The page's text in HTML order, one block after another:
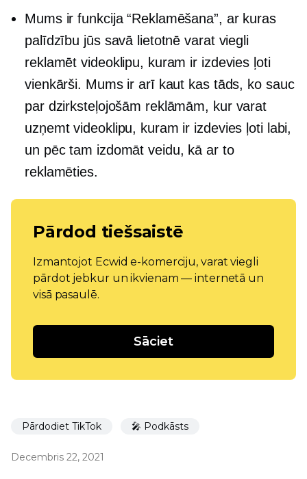
Mums ir funkcija “Reklamēšana”, ar kuras
palīdzību jūs savā lietotnē varat viegli
reklamēt videoklipu, kuram ir izdevies ļoti
vienkārši. Mums ir arī kaut kas tāds, ko sauc
par dzirksteļojošām reklāmām, kur varat
uzņemt videoklipu, kuram ir izdevies ļoti labi,
un pēc tam izdomāt veidu, kā ar to
reklamēties.
Pārdod tiešsaistē
Izmantojot Ecwid e-komerciju, varat viegli
pārdot jebkur un ikvienam — internetā un
visā pasaulē.
Sāciet
Pārdodiet TikTok 🎤 Podkāsts
Decembris 22, 2021